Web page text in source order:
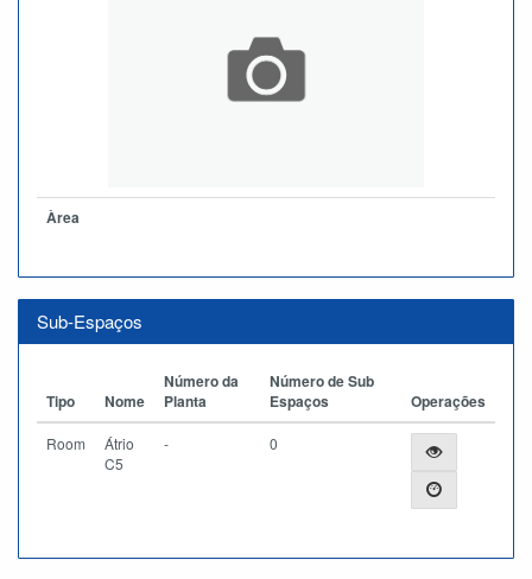
Àrea
Sub-Espaços
Tipo Nome
Número da
Planta
Número de Sub
Espaços
Operações
Room
Átrio
C5
- 0